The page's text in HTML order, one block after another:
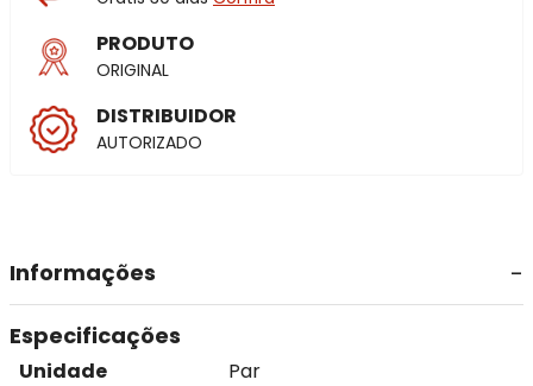
PRODUTO
ORIGINAL
DISTRIBUIDOR
AUTORIZADO
Informações
Especificações
Unidade
Par